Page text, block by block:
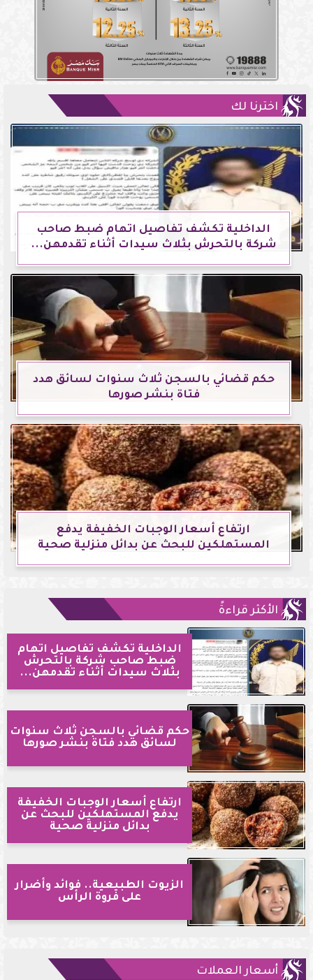
اخترنا لك
الداخلية تكشف تفاصيل اتهام ضبط صاحب
شركة بالتحرش بثلاث سيدات أثناء تقدمهن...
حكم قضائي بالسجن ثلاث سنوات لسائق هدد
فتاة بنشر صورها
ارتفاع أسعار الوجبات الخفيفة يدفع
المستهلكين للبحث عن بدائل منزلية صحية
الأكثر قراءةً
الداخلية تكشف تفاصيل اتهام
ضبط صاحب شركة بالتحرش
بثلاث سيدات أثناء تقدمهن...
حكم قضائي بالسجن ثلاث سنوات
لسائق هدد فتاة بنشر صورها
ارتفاع أسعار الوجبات الخفيفة
يدفع المستهلكين للبحث عن
بدائل منزلية صحية
الزيوت الطبيعية.. فوائد وأضرار
على فروة الرأس
أسعار العملات